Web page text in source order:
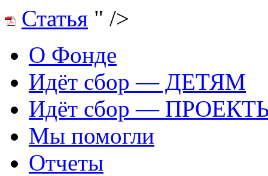
Статья " />
О Фонде
Идёт сбор — ДЕТЯМ
Идёт сбор —
Мы помогли
Отчеты